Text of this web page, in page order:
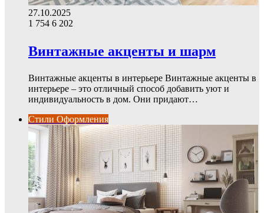
27.10.2025
1 754 6 202
Винтажные акценты и шарм
Винтажные акценты в интерьере Винтажные акценты в
интерьере – это отличный способ добавить уют и
индивидуальность в дом. Они придают…
Стили Оформления